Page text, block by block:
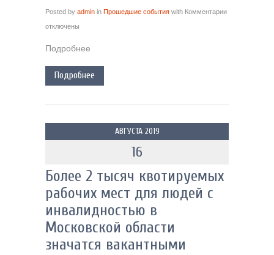
Posted by admin in Прошедшие события with Комментарии
отключены
Подробнее
Подробнее
АВГУСТА 2019
16
Более 2 тысяч квотируемых
рабочих мест для людей с
инвалидностью в
Московской области
значатся вакантными